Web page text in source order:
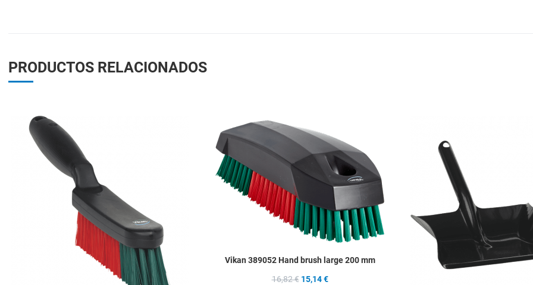
PRODUCTOS RELACIONADOS
Add to Wishlist
Add to Compare
Quick View
Add to Compare
Vikan 389052 Hand brush large 200 mm
16,82 € 15,14 €